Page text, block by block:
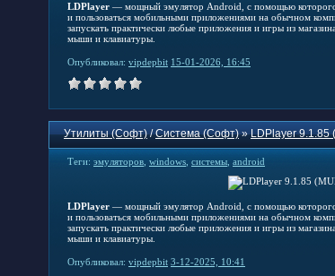
LDPlayer — мощный эмулятор Android, с помощью
и пользоваться мобильными приложениями на обычном
запускать практически любые приложения и игры из
мыши и клавиатуры.
Опубликовал: vipdepbit 15-01-2026, 16:45
Утилиты (Софт)/Система (Софт)»LDPlayer 9.1.85
Теги: эмуляторов windows системы android
LDPlayer — мощный эмулятор Android, с помощью
и пользоваться мобильными приложениями на обычном
запускать практически любые приложения и игры из
мыши и клавиатуры.
Опубликовал: vipdepbit 3-12-2025, 10:41